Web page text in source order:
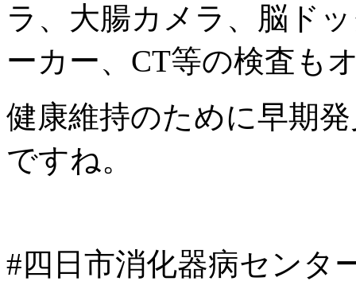
ラ、大腸カメラ、脳ド
ーカー、CT等の検査も
健康維持のために早期
ですね。
#四日市消化器病センタ